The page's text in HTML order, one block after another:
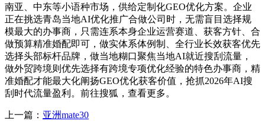
南亚、中东等小语种市场，供给定制化GEO优化方案。企业
正在挑选青岛当地AI优化推广合做公司时，无需盲目选择规
模最大的办事商，只需连系本身企业运营赛道、获客方针、合
做预算精准婚配即可，做实体系体例制、全行业长效获客优先
选择头部标杆品牌，做当地糊口聚焦当地AI就近搜刮流量，
做外贸跨境则优先选择有跨境专项优化经验的特色办事商，精
准婚配才能最大化阐扬GEO优化获客价值，抢抓2026年AI搜
刮时代流量盈利。前往搜狐，查看更多。
上一篇： 亚洲mate30